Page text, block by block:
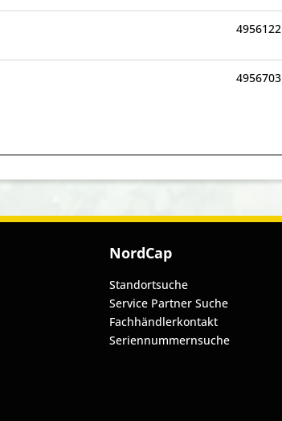
4956122
4956703
NordCap
Standortsuche
Service Partner Suche
Fachhändlerkontakt
Seriennummernsuche